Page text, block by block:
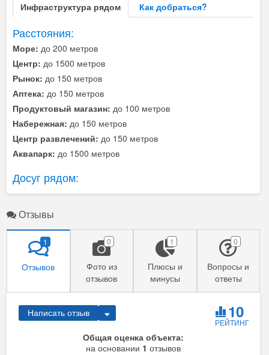
Инфраструктура рядом Как добраться?
Расстояния:
Море: до 200 метров
Центр: до 1500 метров
Рынок: до 150 метров
Аптека: до 150 метров
Продуктовый магазин: до 100 метров
Набережная: до 150 метров
Центр развлечений: до 150 метров
Аквапарк: до 1500 метров
Досуг рядом:
Отзывы
Отзывов
1
Фото из
отзывов
0
Плюсы и
минусы
1
Вопросы и
ответы
0
Написать отзыв 10
РЕЙТИНГ
Общая оценка объекта:
на основании 1 отзывов